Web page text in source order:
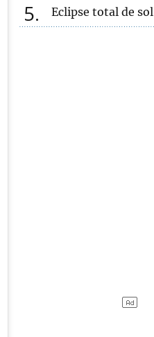
5 Eclipse total de sol